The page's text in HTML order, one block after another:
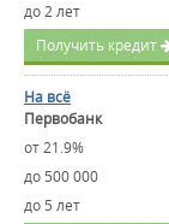
до 2 лет
Получить кредит
На всё
Первобанк
от 21.9%
до 500 000
до 5 лет